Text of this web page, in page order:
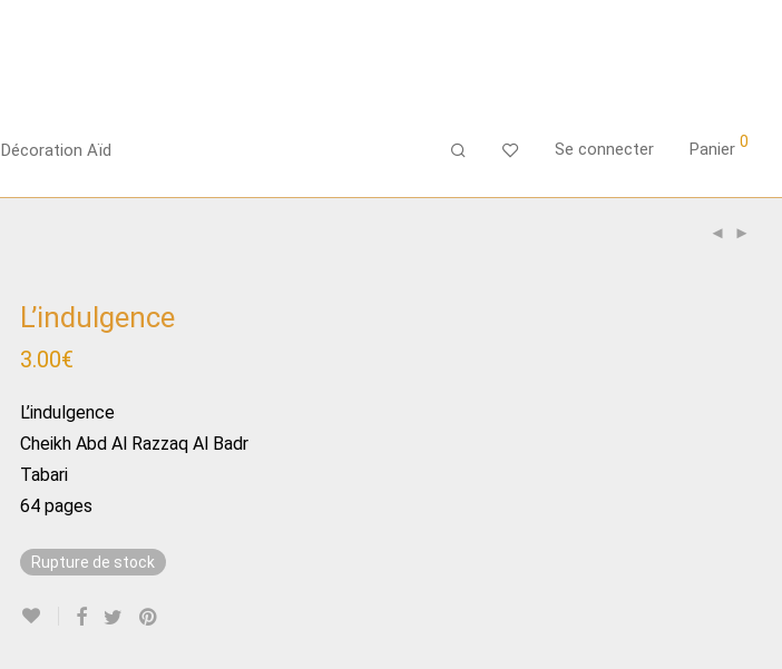
Décoration Aïd Se connecter Panier 0
L’indulgence
3.00€
L’indulgence
Cheikh Abd Al Razzaq Al Badr
Tabari
64 pages
Rupture de stock